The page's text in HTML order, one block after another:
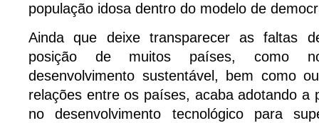
população idosa dentro do modelo de
Ainda que deixe transparecer as faltas
posição de muitos países, como
desenvolvimento sustentável, bem como
relações entre os países, acaba adotando a
no desenvolvimento tecnológico para